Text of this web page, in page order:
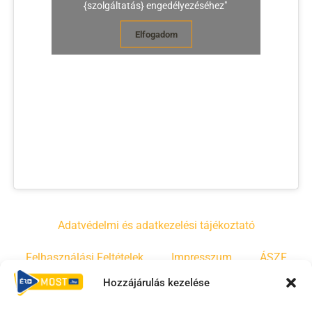
Hozzájárulás kezelése
{szolgáltatás} engedélyezéséhez"
Elfogadom
Adatvédelmi és adatkezelési tájékoztató
Felhasználási Feltételek Impresszum ÁSZF
Irányelvek Moderálási szabályzat